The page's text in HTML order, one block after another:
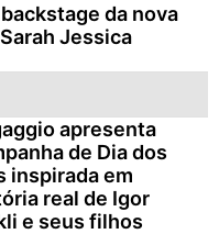
da nova
Jessica
apresenta
de Dia dos
inspirada em
real de Igor
e seus filhos